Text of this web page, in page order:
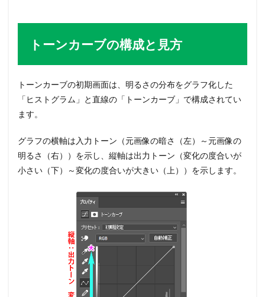
トーンカーブの構成と見方
トーンカーブの初期画面は、明るさの分布をグラフ化した
「ヒストグラム」と直線の「トーンカーブ」で構成されてい
ます。
グラフの横軸は入力トーン（元画像の暗さ（左）～元画像の
明るさ（右））を示し、縦軸は出力トーン（変化の度合いが
小さい（下）～変化の度合いが大きい（上））を示します。